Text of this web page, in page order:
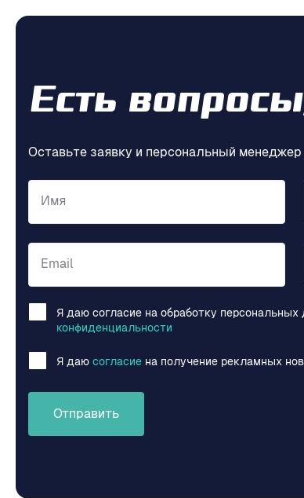
Есть
Оставьте заявку и персональный
Имя
Email
Я даю согласие на обработку
конфиденциальности
Я даю согласие на получение рекламных
Отправить